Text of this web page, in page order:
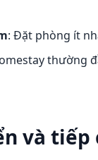
: Đặt phòng ít
thường
và tiếp